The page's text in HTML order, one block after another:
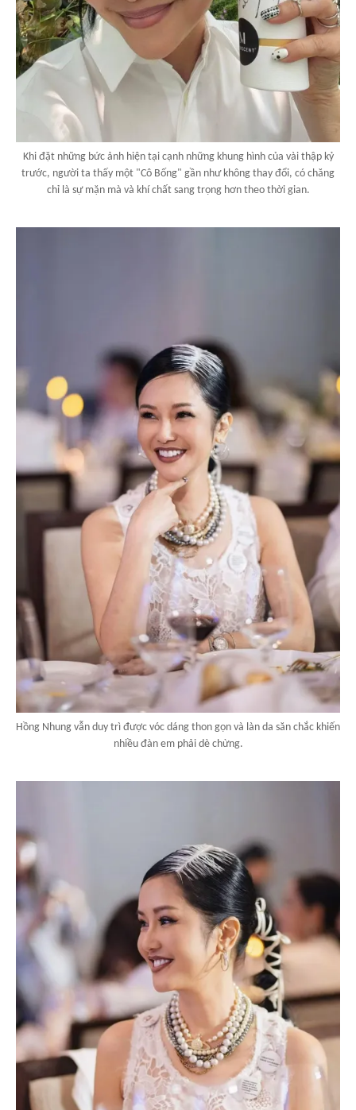
Khi đặt những bức ảnh hiện tại cạnh những khung hình của vài thập kỷ
trước, người ta thấy một "Cô Bống" gần như không thay đổi, có chăng
chỉ là sự mặn mà và khí chất sang trọng hơn theo thời gian.
Hồng Nhung vẫn duy trì được vóc dáng thon gọn và làn da săn chắc khiến
nhiều đàn em phải dè chừng.